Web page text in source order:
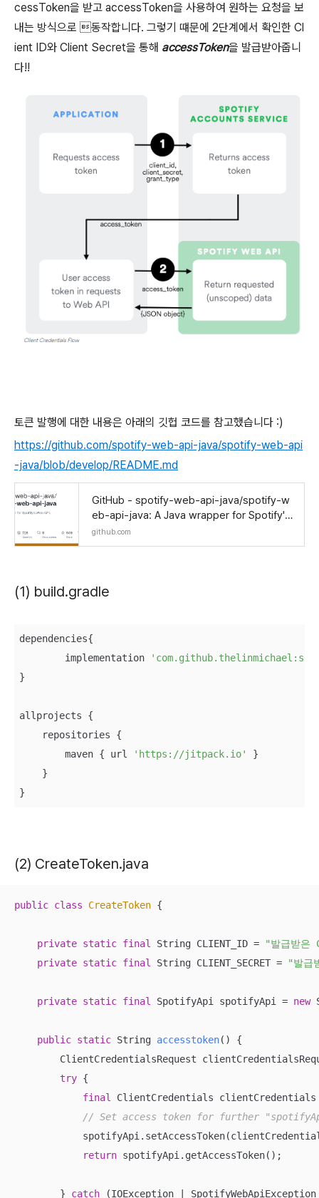
cessToken을 받고 accessToken을 사용하여 원하는 요청을 보
내는 방식으로 동작합니다. 그렇기 떄문에 2단계에서 확인한 Cl
ient ID와 Client Secret을 통해 accessToken을 발급받아줍니
다!!
토큰 발행에 대한 내용은 아래의 깃헙 코드를 참고했습니다 :)
https://github.com/spotify-web-api-java/spotify-web-api
-java/blob/develop/README.md
GitHub - spotify-web-api-java/spotify-w
eb-api-java: A Java wrapper for Spotify's
Web API.
github.com
(1) build.gradle
dependencies{
	implementation
}
allprojects {
    repositories {
        maven { url
'https://jitpack.io'
}
    }
}
(2) CreateToken.java
public class CreateToken {
private static final String CLIENT_ID =
"발급받은
private static final String CLIENT_SECRET = "발급
private static final SpotifyApi spotifyApi = new
public static String accesstoken()
{
ClientCredentialsRequest
try {
final
ClientCredentials
// Set access token for further
return spotifyApi.getAccessToken();
        }
catch (IOException |